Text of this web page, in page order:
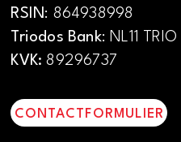
RSIN: 864938998
Triodos Bank: NL11
KVK: 89296737
CONTACTFORMULIER